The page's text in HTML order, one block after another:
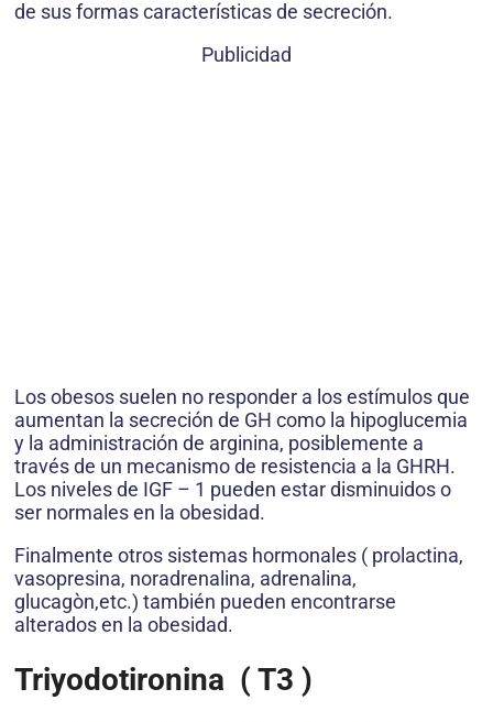
de sus formas características de secreción.
Publicidad
Los obesos suelen no responder a los estímulos que
aumentan la secreción de GH como la hipoglucemia
y la administración de arginina, posiblemente a
través de un mecanismo de resistencia a la GHRH.
Los niveles de IGF – 1 pueden estar disminuidos o
ser normales en la obesidad.
Finalmente otros sistemas hormonales ( prolactina,
vasopresina, noradrenalina, adrenalina,
glucagòn,etc.) también pueden encontrarse
alterados en la obesidad.
Triyodotironina ( T3 )